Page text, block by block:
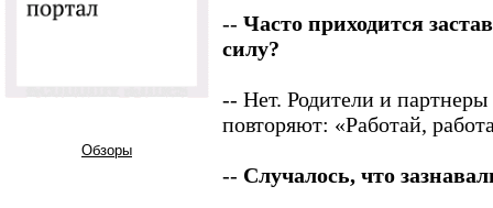
Обзоры
-- Часто приходится
силу?
-- Нет. Родители и
повторяют: «Работай,
-- Случалось, что